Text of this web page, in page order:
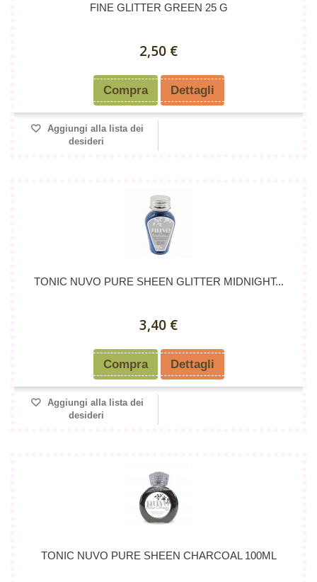
FINE GLITTER GREEN 25 G
2,50 €
Compra Dettagli
Aggiungi alla lista dei
desideri
TONIC NUVO PURE SHEEN GLITTER MIDNIGHT...
3,40 €
Compra Dettagli
Aggiungi alla lista dei
desideri
TONIC NUVO PURE SHEEN CHARCOAL 100ML